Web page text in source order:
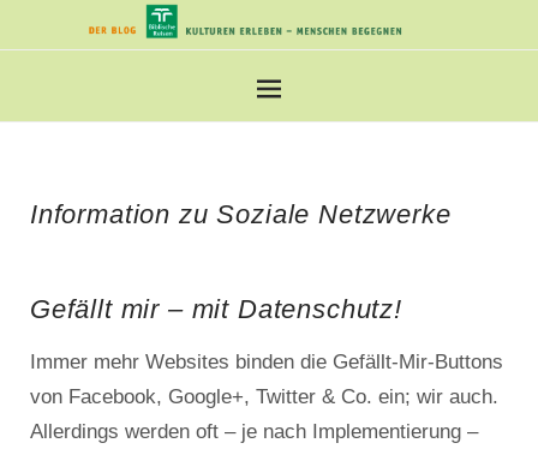
Information zu Soziale Netzwerke
Gefällt mir – mit Datenschutz!
Immer mehr Websites binden die Gefällt-Mir-Buttons
von Facebook, Google+, Twitter & Co. ein; wir auch.
Allerdings werden oft – je nach Implementierung –